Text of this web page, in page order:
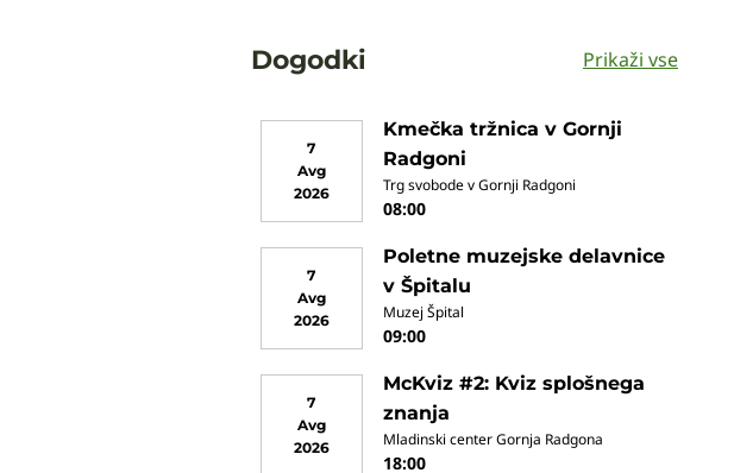
Dogodki Prikaži vse
7
Avg
2026
Kmečka tržnica v Gornji
Radgoni
Trg svobode v Gornji Radgoni
08:00
7
Avg
2026
Poletne muzejske delavnice
v Špitalu
Muzej Špital
09:00
7
Avg
2026
McKviz #2: Kviz splošnega
znanja
Mladinski center Gornja Radgona
18:00